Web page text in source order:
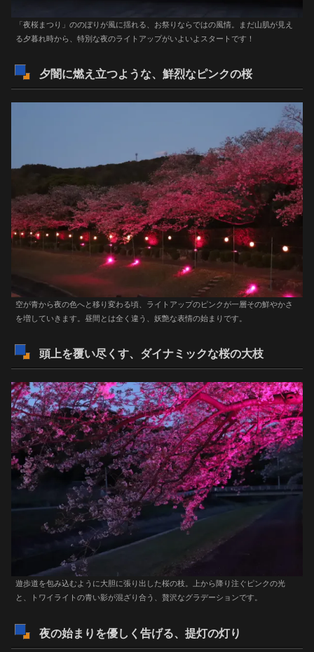
「夜桜まつり」ののぼりが風に揺れる、お祭りならではの風情。まだ山肌が見え
る夕暮れ時から、特別な夜のライトアップがいよいよスタートです！
夕闇に燃え立つような、鮮烈なピンクの桜
空が青から夜の色へと移り変わる頃、ライトアップのピンクが一層その鮮やかさ
を増していきます。昼間とは全く違う、妖艶な表情の始まりです。
頭上を覆い尽くす、ダイナミックな桜の大枝
遊歩道を包み込むように大胆に張り出した桜の枝。上から降り注ぐピンクの光
と、トワイライトの青い影が混ざり合う、贅沢なグラデーションです。
夜の始まりを優しく告げる、提灯の灯り